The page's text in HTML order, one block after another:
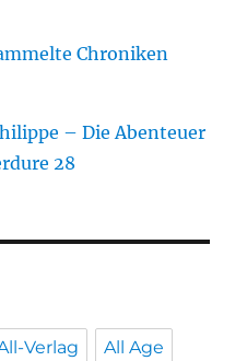
Chroniken
– Die Abenteuer
28
Verlag All Age